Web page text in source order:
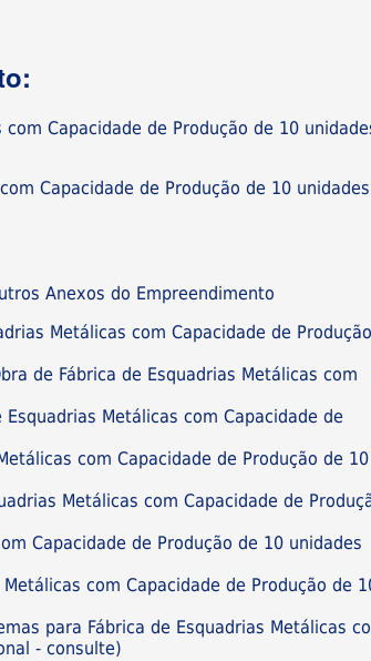
Capacidade de Produção de 10
Capacidade de Produção de 10 unidades
Anexos do Empreendimento
Metálicas com Capacidade de
de Fábrica de Esquadrias Metálicas com
Metálicas com Capacidade de
com Capacidade de Produção de 10
Metálicas com Capacidade de
Capacidade de Produção de 10 unidades
com Capacidade de Produção de
para Fábrica de Esquadrias Metálicas
- consulte)